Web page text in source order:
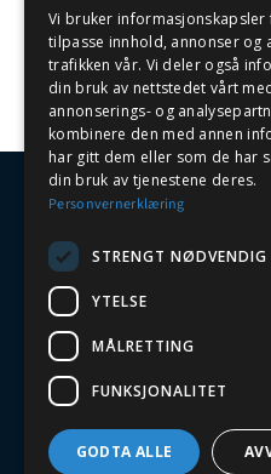
Oversiktlig
Leasi gjør maskinparken til en
effektivitet, utnyttelse og
Leasi
Pilestredet 17
Vi bruker informasjonskapsler
tilpasse innhold, annonser og
trafikken vår. Vi deler også
din bruk av nettstedet vårt
annonserings- og
kombinere den med annen
har gitt dem eller som de har
din bruk av tjenestene deres.
Personvernerklæring
STRENGT NØDVENDIG
YTELSE
MÅLRETTING
FUNKSJONALITET
GODTA ALLE